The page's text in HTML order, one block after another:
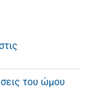
του ώμου